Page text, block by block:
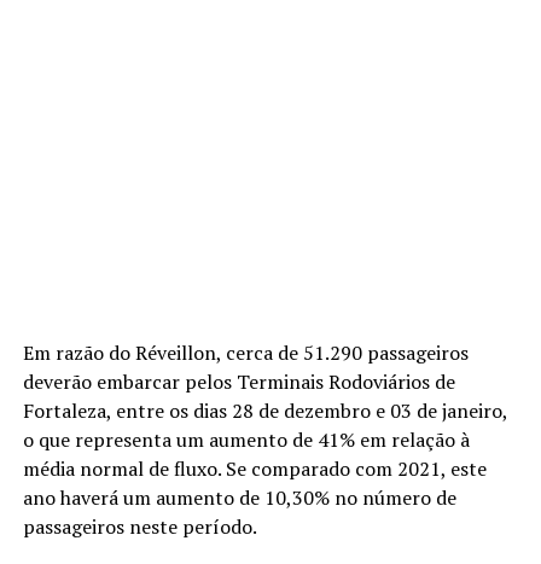
Em razão do Réveillon, cerca de 51.290 passageiros
deverão embarcar pelos Terminais Rodoviários de
Fortaleza, entre os dias 28 de dezembro e 03 de janeiro,
o que representa um aumento de 41% em relação à
média normal de fluxo. Se comparado com 2021, este
ano haverá um aumento de 10,30% no número de
passageiros neste período.